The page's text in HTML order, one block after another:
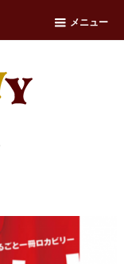
メニュー